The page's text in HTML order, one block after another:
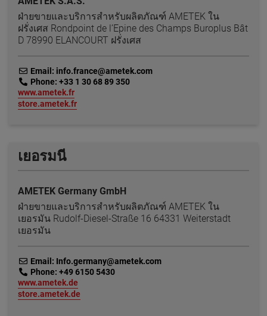
ฝ่ายขายและบริการสำหรับผลิตภัณฑ์ AMETEK ใน
ฝรั่งเศส Rondpoint de l’Epine des Champs Buroplus Bât
D 78990 ELANCOURT ฝรั่งเศส
link Email: info.france@ametek.com
link Phone: +33 1 30 68 89 350
link
www.ametek.fr
link
store.ametek.fr
เยอรมนี
AMETEK Germany GmbH
ฝ่ายขายและบริการสำหรับผลิตภัณฑ์ AMETEK ใน
เยอรมัน Rudolf-Diesel-Straße 16 64331 Weiterstadt
เยอรมัน
link Email: Info.germany@ametek.com
link Phone: +49 6150 5430
link
www.ametek.de
link
store.ametek.de